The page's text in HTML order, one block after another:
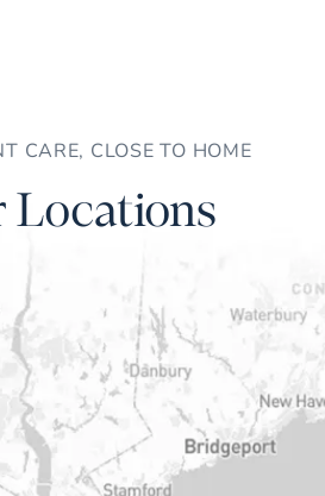
CARE, CLOSE TO HOME
Locations